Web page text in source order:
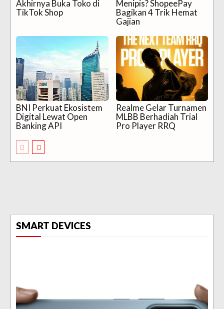
Akhirnya Buka Toko di
TikTok Shop
Menipis? ShopeePay
Bagikan 4 Trik Hemat
Gajian
BNI Perkuat Ekosistem
Digital Lewat Open
Banking API
Realme Gelar Turnamen
MLBB Berhadiah Trial
Pro Player RRQ
SMART DEVICES